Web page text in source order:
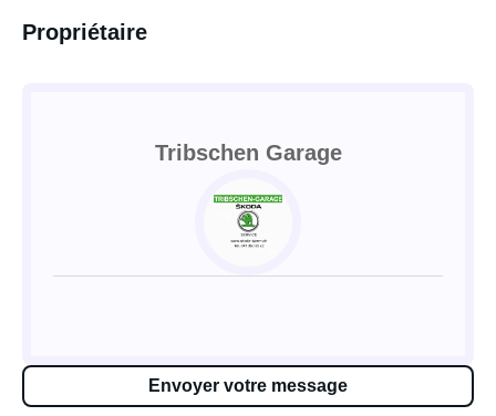
Propriétaire
Tribschen Garage
Envoyer votre message